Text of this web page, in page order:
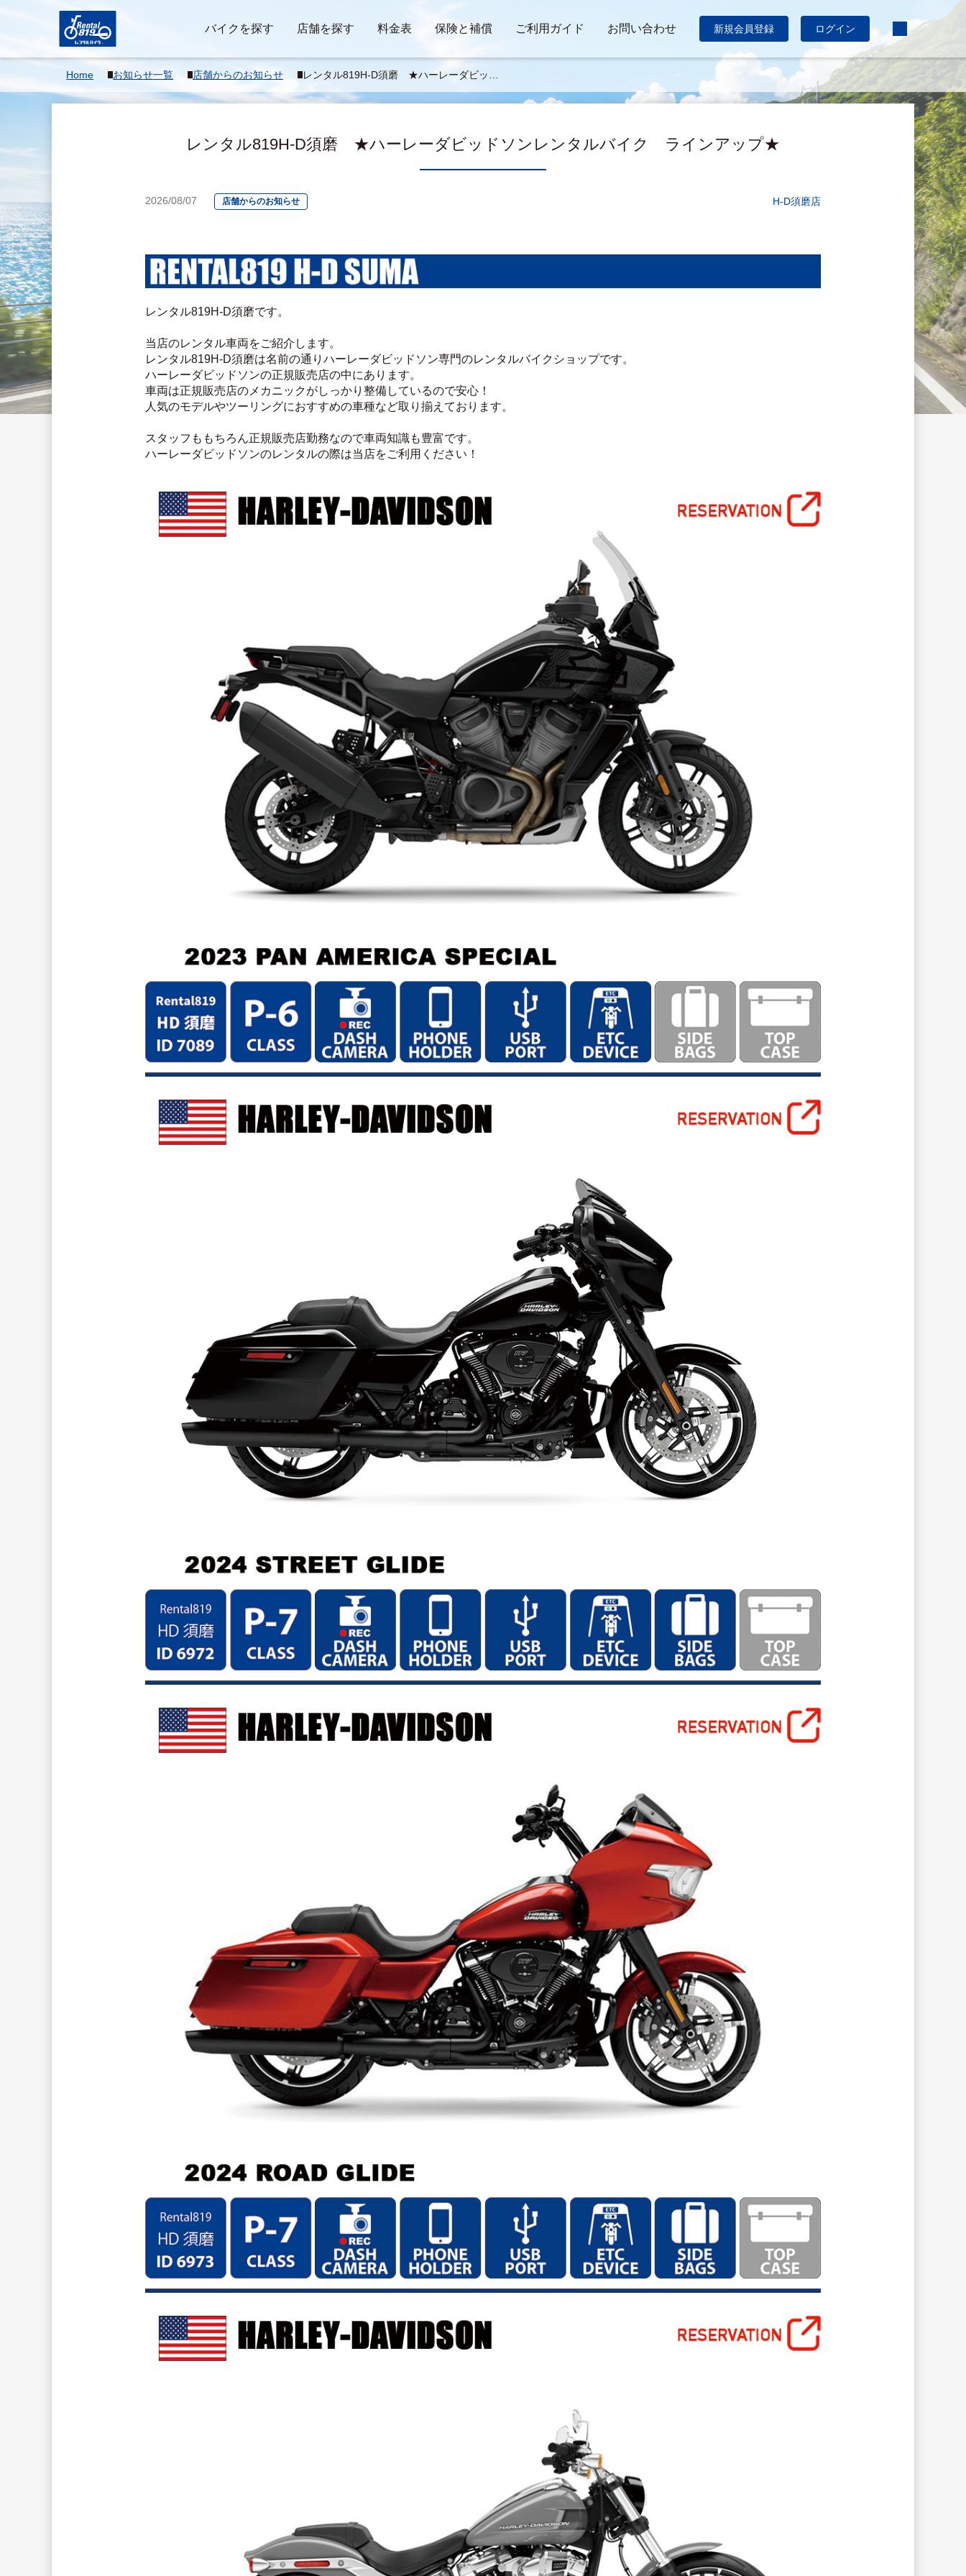
バイクを探す 店舗を探す 料金表 保険と補償 ご利用ガイド お問い合わせ 新規会員登録 ログイン
Home お知らせ一覧 店舗からのお知らせ
レンタル819H-D須磨 ★ハーレーダビッド
ソンレンタルバイク ラインアップ★
レンタル819H-D須磨 ★ハーレーダビッドソンレンタルバイク ラインアップ★
2026/08/07 店舗からのお知らせ H-D須磨店
レンタル819H-D須磨です。
当店のレンタル車両をご紹介します。
レンタル819H-D須磨は名前の通りハーレーダビッドソン専門のレンタルバイクショップです。
ハーレーダビッドソンの正規販売店の中にあります。
車両は正規販売店のメカニックがしっかり整備しているので安心！
人気のモデルやツーリングにおすすめの車種など取り揃えております。
スタッフももちろん正規販売店勤務なので車両知識も豊富です。
ハーレーダビッドソンのレンタルの際は当店をご利用ください！